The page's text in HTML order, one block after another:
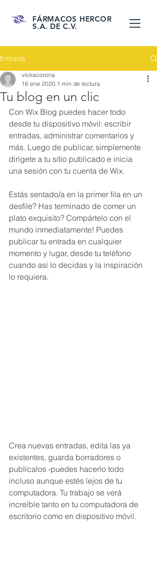
FÁRMACOS HERCOR
S.A. DE C.V.
Entrada
Tu blog en un clic
vickacorona
16 ene 2020 1 min de lectura
Con Wix Blog puedes hacer todo
desde tu dispositivo móvil: escribir
entradas, administrar comentarios y
más. Luego de publicar, simplemente
dirígete a tu sitio publicado e inicia
una sesión con tu cuenta de Wix.
Estás sentado/a en la primer fila en un
desfile? Has terminado de comer un
plato exquisito? Compártelo con el
mundo inmediatamente! Puedes
publicar tu entrada en cualquier
momento y lugar, desde tu teléfono
cuando así lo decidas y la inspiración
lo requiera.
Crea nuevas entradas, edita las ya
existentes, guarda borradores o
publícalos -puedes hacerlo todo
incluso aunque estés lejos de tu
computadora. Tu trabajo se verá
increíble tanto en tu computadora de
escritorio como en dispositivo móvil.